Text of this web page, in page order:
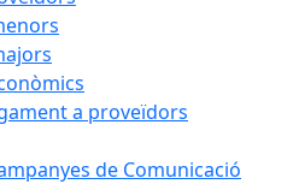
a proveïdors
de Comunicació